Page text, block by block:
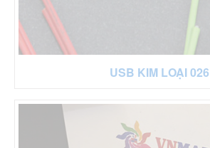
USB KIM LOẠI 026